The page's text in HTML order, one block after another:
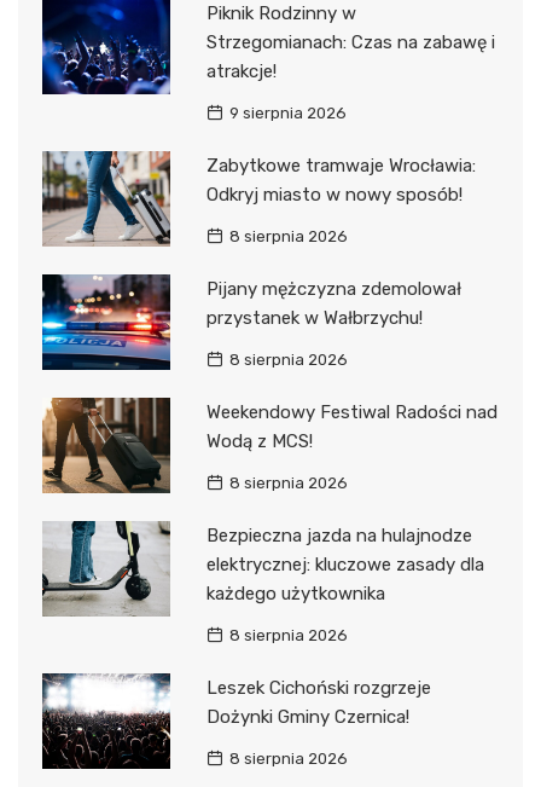
Piknik Rodzinny w
Strzegomianach: Czas na zabawę i
atrakcje!
9 sierpnia 2026
Zabytkowe tramwaje Wrocławia:
Odkryj miasto w nowy sposób!
8 sierpnia 2026
Pijany mężczyzna zdemolował
przystanek w Wałbrzychu!
8 sierpnia 2026
Weekendowy Festiwal Radości nad
Wodą z MCS!
8 sierpnia 2026
Bezpieczna jazda na hulajnodze
elektrycznej: kluczowe zasady dla
każdego użytkownika
8 sierpnia 2026
Leszek Cichoński rozgrzeje
Dożynki Gminy Czernica!
8 sierpnia 2026